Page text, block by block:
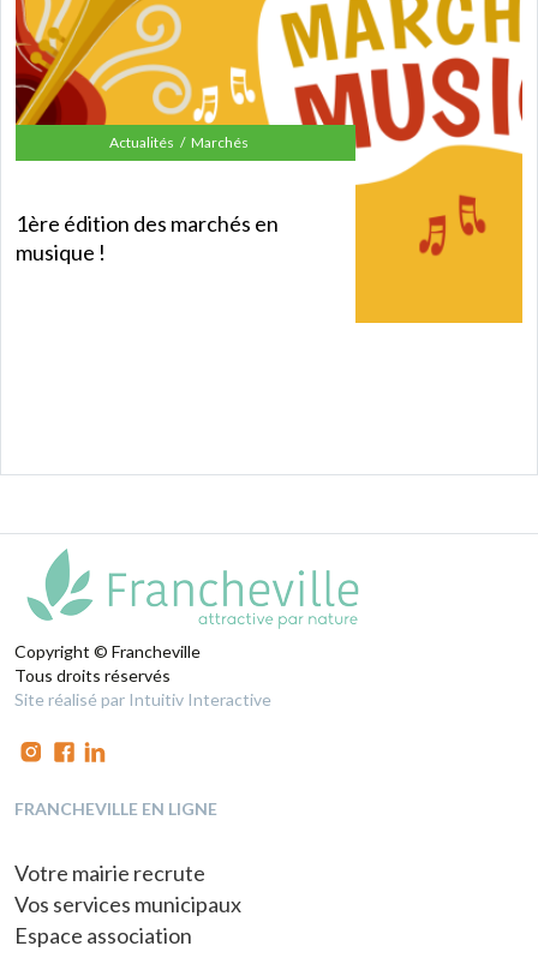
Actualités Marchés
1ère édition des marchés en
musique !
Copyright © Francheville
Tous droits réservés
Site réalisé par Intuitiv Interactive
FRANCHEVILLE EN LIGNE
Votre mairie recrute
Vos services municipaux
Espace association